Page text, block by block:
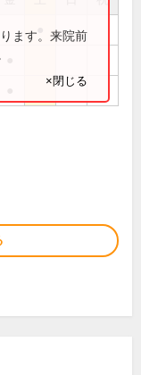
ます。来院前
×閉じる